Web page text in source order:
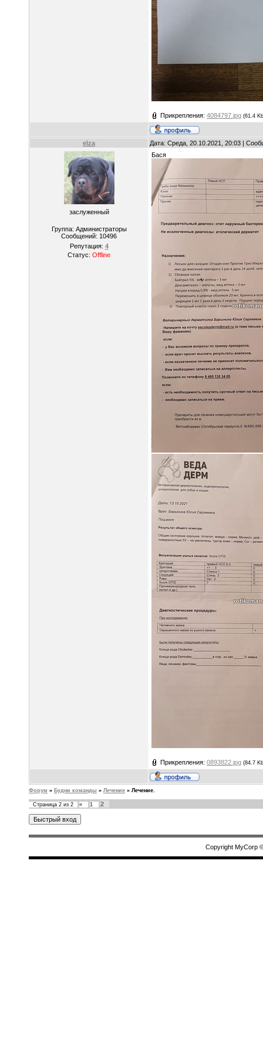
Прикрепления: 4084797.jpg (61.4
elza Дата: Среда, 20.10.2021, 20:03 |
заслуженный
Группа: Администраторы
Сообщений: 10496
Репутация: 4
Статус: Offline
Бася
Прикрепления: 0893822.jpg (84.7
Форум » Будни команды » Лечение » Лечение.
Страница 2 из 2 « 1 2
Copyright MyCorp